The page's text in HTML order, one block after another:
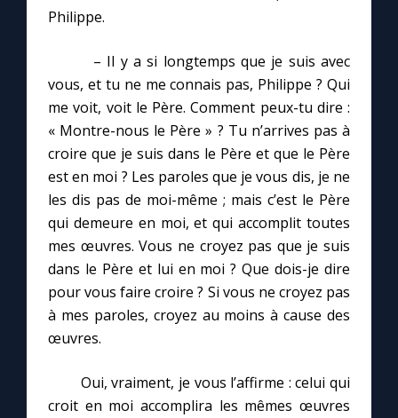
Philippe.
– Il y a si longtemps que je suis avec
vous, et tu ne me connais pas, Philippe ? Qui
me voit, voit le Père. Comment peux-tu dire :
« Montre-nous le Père » ? Tu n’arrives pas à
croire que je suis dans le Père et que le Père
est en moi ? Les paroles que je vous dis, je ne
les dis pas de moi-même ; mais c’est le Père
qui demeure en moi, et qui accomplit toutes
mes œuvres. Vous ne croyez pas que je suis
dans le Père et lui en moi ? Que dois-je dire
pour vous faire croire ? Si vous ne croyez pas
à mes paroles, croyez au moins à cause des
œuvres.
Oui, vraiment, je vous l’affirme : celui qui
croit en moi accomplira les mêmes œuvres